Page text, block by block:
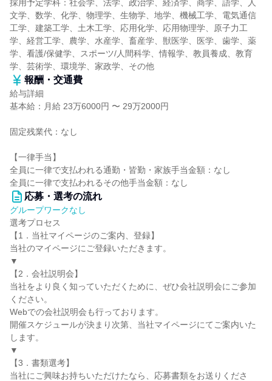
採用予定学科：社会学、法学、政治学、経済学、商学、語学、人
文学、数学、化学、物理学、生物学、地学、機械工学、電気通信
工学、建築工学、土木工学、応用化学、応用物理学、原子力工
学、経営工学、農学、水産学、畜産学、獣医学、医学、歯学、薬
学、看護/保健学、スポーツ/人間科学、情報学、教員養成、教育
学、芸術学、環境学、家政学、その他
報酬・交通費
給与詳細
基本給：月給 23万6000円 〜 29万2000円
固定残業代：なし
【一律手当】
全員に一律で支払われる通勤・皆勤・家族手当金額：なし
全員に一律で支払われるその他手当金額：なし
応募・選考の流れ
グループワークなし
選考プロセス
【1．当社マイページのご案内、登録】
当社のマイページにご登録いただきます。
▼
【2．会社説明会】
当社をより良く知っていただくために、ぜひ会社説明会にご参加
ください。
Webでの会社説明会も行っております。
開催スケジュールが決まり次第、当社マイページにてご案内いた
します。
▼
【3．書類選考】
当社にご興味お持ちいただけたなら、応募書類をお送りくださ